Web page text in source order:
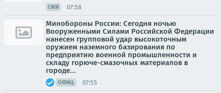
СМИ 07:58
Минобороны России: Сегодня ночью
Вооруженными Силами Российской Федерации
нанесен групповой удар высокоточным
оружием наземного базирования по
предприятию военной промышленности и
складу горюче-смазочных материалов в
городе...
ОФИЦ. 07:55